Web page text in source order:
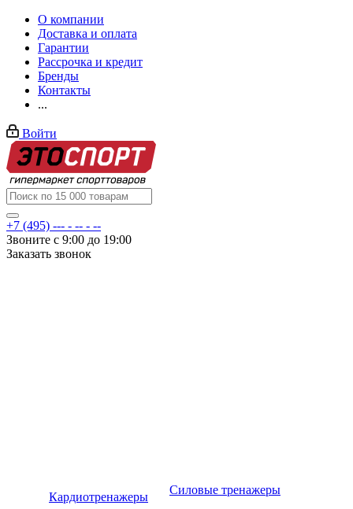
О компании
Доставка и оплата
Гарантии
Рассрочка и кредит
Бренды
Контакты
...
Войти
+7 (495) --- - -- - --
Звоните с 9:00 до 19:00
Заказать звонок
Кардиотренажеры
Силовые тренажеры